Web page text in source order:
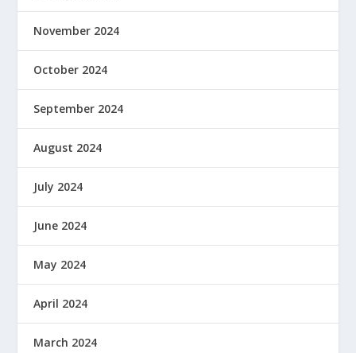
November 2024
October 2024
September 2024
August 2024
July 2024
June 2024
May 2024
April 2024
March 2024